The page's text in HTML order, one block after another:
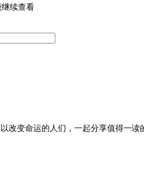
续查看
改变命运的人们，一起分享值得一读